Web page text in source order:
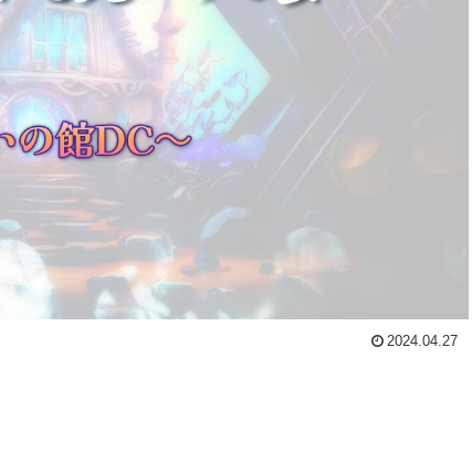
2024.04.27